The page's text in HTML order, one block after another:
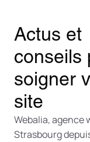
Actus et
conseils
soigner
site
Webalia, agence
Strasbourg